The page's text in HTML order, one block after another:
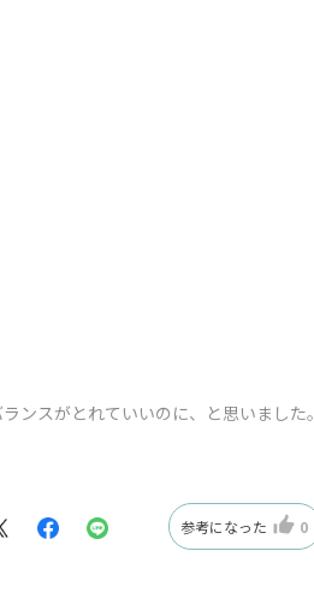
ンスがとれていいのに、と思いました。
参考になった 0